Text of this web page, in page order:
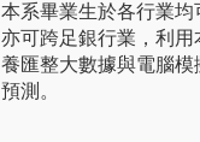
本系畢業生於各行業均
亦可跨足銀行業，利
養匯整大數據與電腦
預測。